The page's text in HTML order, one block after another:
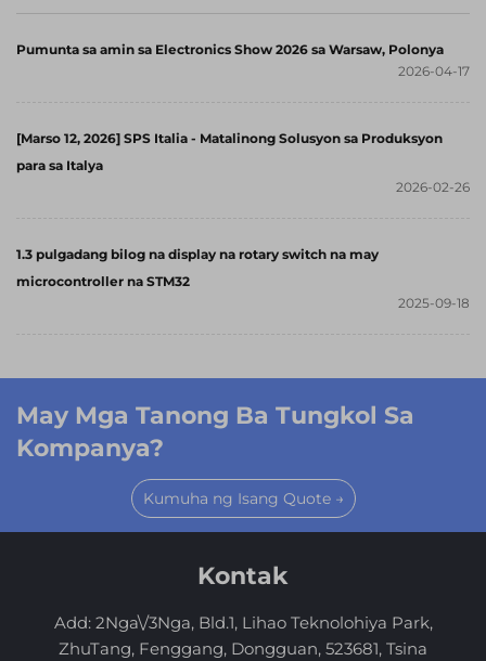
Pumunta sa amin sa Electronics Show 2026 sa Warsaw, Polonya
2026-04-17
[Marso 12, 2026] SPS Italia - Matalinong Solusyon sa Produksyon
para sa Italya
2026-02-26
1.3 pulgadang bilog na display na rotary switch na may
microcontroller na STM32
2025-09-18
May Mga Tanong Ba Tungkol Sa
Kompanya?
Kumuha ng Isang Quote →
Kontak
Add: 2Nga\/3Nga, Bld.1, Lihao Teknolohiya Park,
ZhuTang, Fenggang, Dongguan, 523681, Tsina